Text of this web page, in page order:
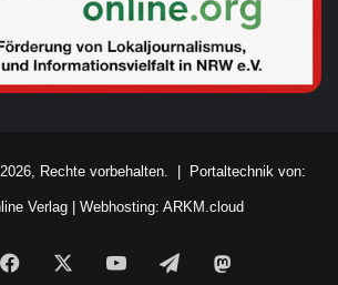
Rechte vorbehalten. | Portaltechnik von:
Verlag Webhosting: ARKM.cloud
Facebook YouTubeTelegram